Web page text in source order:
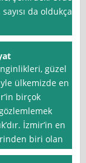
da oldukça
güzel
ülkemizde en
birçok
İzmir’in en
biri olan